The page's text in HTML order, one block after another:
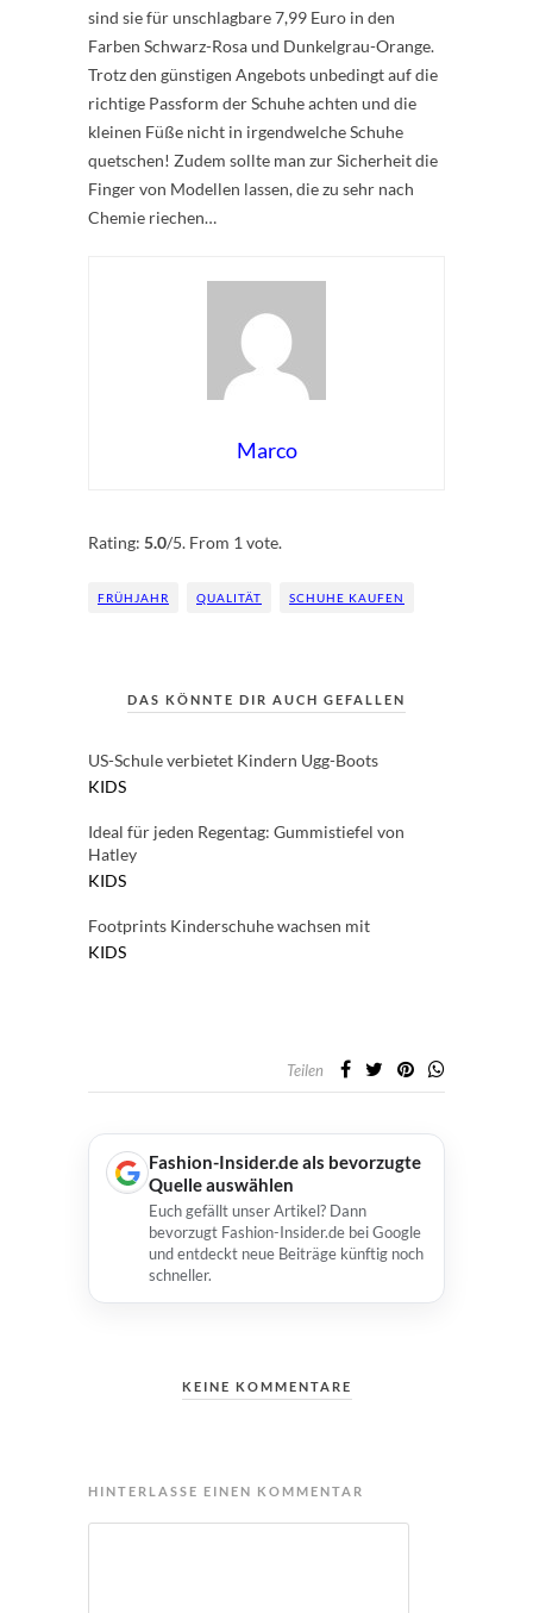
sind sie für unschlagbare 7,99 Euro in den
Farben Schwarz-Rosa und Dunkelgrau-Orange.
Trotz den günstigen Angebots unbedingt auf die
richtige Passform der Schuhe achten und die
kleinen Füße nicht in irgendwelche Schuhe
quetschen! Zudem sollte man zur Sicherheit die
Finger von Modellen lassen, die zu sehr nach
Chemie riechen…
Marco
Rating: 5.0/5. From 1 vote.
FRÜHJAHR QUALITÄT SCHUHE KAUFEN
DAS KÖNNTE DIR AUCH GEFALLEN
US-Schule verbietet Kindern Ugg-Boots
KIDS
Ideal für jeden Regentag: Gummistiefel von
Hatley
KIDS
Footprints Kinderschuhe wachsen mit
KIDS
Teilen
Fashion-Insider.de als bevorzugte
Quelle auswählen
Euch gefällt unser Artikel? Dann
bevorzugt Fashion-Insider.de bei Google
und entdeckt neue Beiträge künftig noch
schneller.
KEINE KOMMENTARE
HINTERLASSE EINEN KOMMENTAR